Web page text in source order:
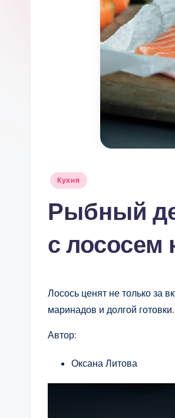
Опубликовано
Кухня
Рыбный
с лососем
Лосось ценят не только за
маринадов и долгой готовки.
Автор:
Оксана Литова